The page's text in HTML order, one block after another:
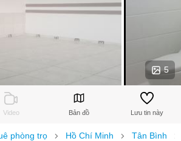
5
Video Bản đồ Lưu tin này
phòng trọ Hồ Chí Minh Tân Bình